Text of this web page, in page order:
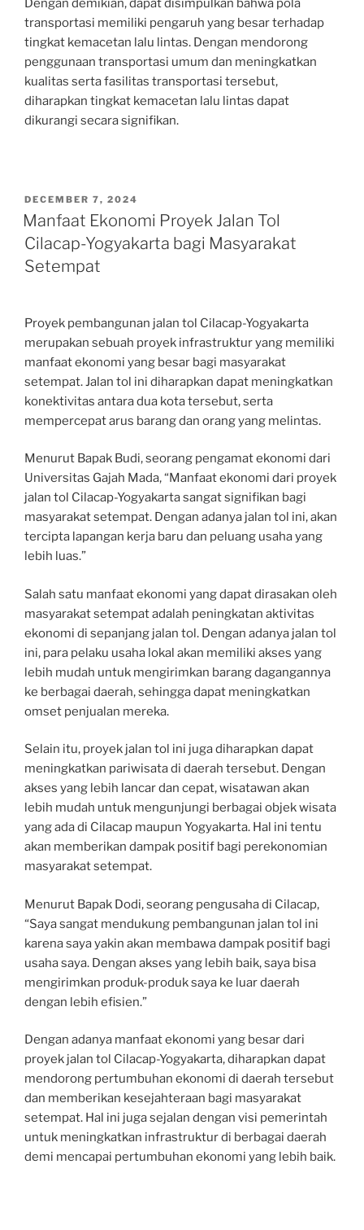
transportasi memiliki pengaruh yang besar terhadap
tingkat kemacetan lalu lintas. Dengan mendorong
penggunaan transportasi umum dan meningkatkan
kualitas serta fasilitas transportasi tersebut,
diharapkan tingkat kemacetan lalu lintas dapat
dikurangi secara signifikan.
POSTED
ON
DECEMBER 7, 2024
Manfaat Ekonomi Proyek Jalan Tol
Cilacap-Yogyakarta bagi Masyarakat
Setempat
Proyek pembangunan jalan tol Cilacap-Yogyakarta
merupakan sebuah proyek infrastruktur yang memiliki
manfaat ekonomi yang besar bagi masyarakat
setempat. Jalan tol ini diharapkan dapat meningkatkan
konektivitas antara dua kota tersebut, serta
mempercepat arus barang dan orang yang melintas.
Menurut Bapak Budi, seorang pengamat ekonomi dari
Universitas Gajah Mada, “Manfaat ekonomi dari proyek
jalan tol Cilacap-Yogyakarta sangat signifikan bagi
masyarakat setempat. Dengan adanya jalan tol ini, akan
tercipta lapangan kerja baru dan peluang usaha yang
lebih luas.”
Salah satu manfaat ekonomi yang dapat dirasakan oleh
masyarakat setempat adalah peningkatan aktivitas
ekonomi di sepanjang jalan tol. Dengan adanya jalan tol
ini, para pelaku usaha lokal akan memiliki akses yang
lebih mudah untuk mengirimkan barang dagangannya
ke berbagai daerah, sehingga dapat meningkatkan
omset penjualan mereka.
Selain itu, proyek jalan tol ini juga diharapkan dapat
meningkatkan pariwisata di daerah tersebut. Dengan
akses yang lebih lancar dan cepat, wisatawan akan
lebih mudah untuk mengunjungi berbagai objek wisata
yang ada di Cilacap maupun Yogyakarta. Hal ini tentu
akan memberikan dampak positif bagi perekonomian
masyarakat setempat.
Menurut Bapak Dodi, seorang pengusaha di Cilacap,
“Saya sangat mendukung pembangunan jalan tol ini
karena saya yakin akan membawa dampak positif bagi
usaha saya. Dengan akses yang lebih baik, saya bisa
mengirimkan produk-produk saya ke luar daerah
dengan lebih efisien.”
Dengan adanya manfaat ekonomi yang besar dari
proyek jalan tol Cilacap-Yogyakarta, diharapkan dapat
mendorong pertumbuhan ekonomi di daerah tersebut
dan memberikan kesejahteraan bagi masyarakat
setempat. Hal ini juga sejalan dengan visi pemerintah
untuk meningkatkan infrastruktur di berbagai daerah
demi mencapai pertumbuhan ekonomi yang lebih baik.